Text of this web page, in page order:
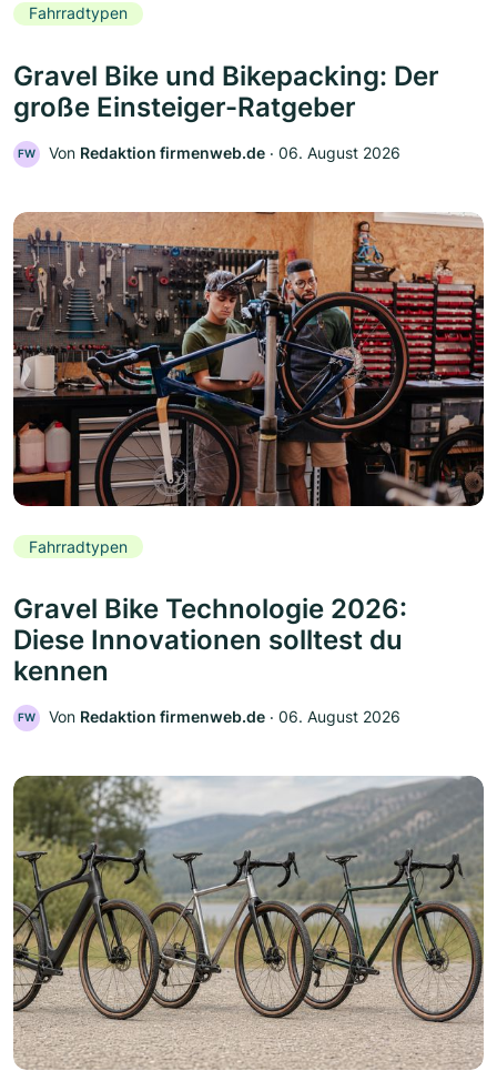
Fahrradtypen
Gravel Bike und Bikepacking: Der
große Einsteiger-Ratgeber
FW Von Redaktion firmenweb.de ‧ 06. August 2026
Fahrradtypen
Gravel Bike Technologie 2026:
Diese Innovationen solltest du
kennen
FW Von Redaktion firmenweb.de ‧ 06. August 2026